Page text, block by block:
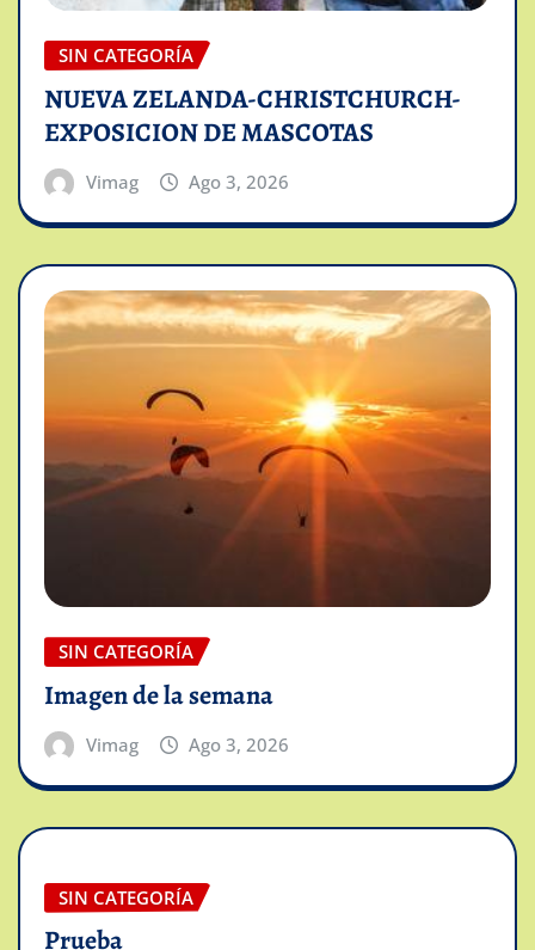
SIN CATEGORÍA
NUEVA ZELANDA-CHRISTCHURCH-
EXPOSICION DE MASCOTAS
Vimag Ago 3, 2026
SIN CATEGORÍA
Imagen de la semana
Vimag Ago 3, 2026
SIN CATEGORÍA
Prueba